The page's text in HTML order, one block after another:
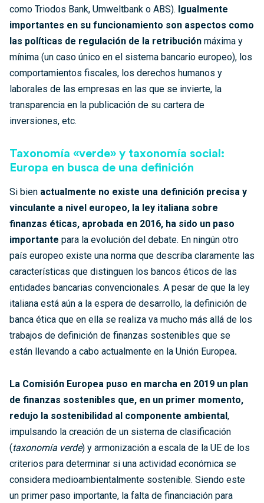
como Triodos Bank, Umweltbank o ABS). Igualmente
importantes en su funcionamiento son aspectos como
las políticas de regulación de la retribución máxima y
mínima (un caso único en el sistema bancario europeo), los
comportamientos fiscales, los derechos humanos y
laborales de las empresas en las que se invierte, la
transparencia en la publicación de su cartera de
inversiones, etc.
Taxonomía «verde» y taxonomía social:
Europa en busca de una definición
Si bien actualmente no existe una definición precisa y
vinculante a nivel europeo, la ley italiana sobre
finanzas éticas, aprobada en 2016, ha sido un paso
importante para la evolución del debate. En ningún otro
país europeo existe una norma que describa claramente las
características que distinguen los bancos éticos de las
entidades bancarias convencionales. A pesar de que la ley
italiana está aún a la espera de desarrollo, la definición de
banca ética que en ella se realiza va mucho más allá de los
trabajos de definición de finanzas sostenibles que se
están llevando a cabo actualmente en la Unión Europea.
La Comisión Europea puso en marcha en 2019 un plan
de finanzas sostenibles que, en un primer momento,
redujo la sostenibilidad al componente ambiental ,
impulsando la creación de un sistema de clasificación
(taxonomía verde) y armonización a escala de la UE de los
criterios para determinar si una actividad económica se
considera medioambientalmente sostenible. Siendo este
un primer paso importante, la falta de financiación para